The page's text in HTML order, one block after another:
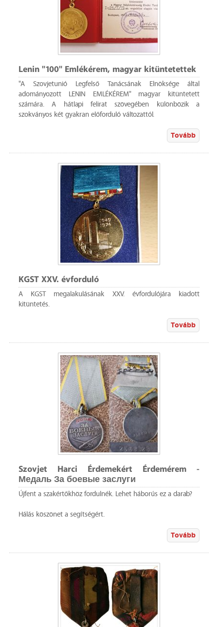
Lenin "100" Emlékérem, magyar kitüntetettek
"A Szovjetunió Legfelső Tanácsának Elnöksége által
adományozott LENIN EMLÉKÉREM" magyar kitüntetett
számára. A hátlapi felirat szövegében különbözik a
szokványos két gyakran előforduló változattól.
Tovább
KGST XXV. évforduló
A KGST megalakulásának XXV. évfordulójára kiadott
kitüntetés.
Tovább
Szovjet Harci Érdemekért Érdemérem -
Медаль За боевые заслуги
Újfent a szakértőkhöz fordulnék. Lehet háborús ez a darab?
Hálás köszönet a segítségért.
Tovább